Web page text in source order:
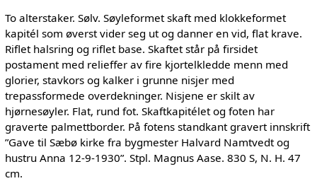
To alterstaker. Sølv. Søyleformet skaft med klokkeformet
kapitél som øverst vider seg ut og danner en vid, flat krave.
Riflet halsring og riflet base. Skaftet står på firsidet
postament med relieffer av fire kjortelkledde menn med
glorier, stavkors og kalker i grunne nisjer med
trepassformede overdekninger. Nisjene er skilt av
hjørnesøyler. Flat, rund fot. Skaftkapitélet og foten har
graverte palmettborder. På fotens standkant gravert innskrift
”Gave til Sæbø kirke fra bygmester Halvard Namtvedt og
hustru Anna 12-9-1930”. Stpl. Magnus Aase. 830 S, N. H. 47
cm.